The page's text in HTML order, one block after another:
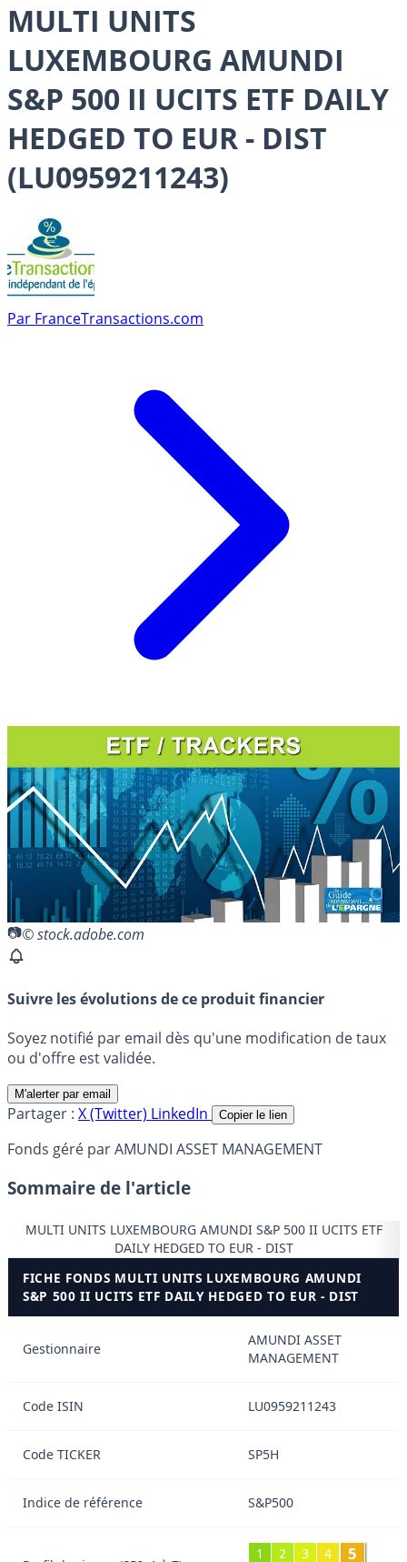
MULTI UNITS
LUXEMBOURG AMUNDI
S&P 500 II UCITS ETF DAILY
HEDGED TO EUR - DIST
(LU0959211243)
Par FranceTransactions.com
© stock.adobe.com
Suivre les évolutions de ce produit financier
Soyez notifié par email dès qu'une modification de taux
ou d'offre est validée.
M'alerter par email
Partager : X (Twitter) LinkedIn Copier le lien
Fonds géré par AMUNDI ASSET MANAGEMENT
Sommaire de l'article
MULTI UNITS LUXEMBOURG AMUNDI S&P 500 II UCITS ETF
DAILY HEDGED TO EUR - DIST
FICHE FONDS MULTI UNITS LUXEMBOURG AMUNDI
S&P 500 II UCITS ETF DAILY HEDGED TO EUR - DIST
Gestionnaire
AMUNDI ASSET
MANAGEMENT
Code ISIN LU0959211243
Code TICKER SP5H
Indice de référence S&P500
1 2 3 4 5